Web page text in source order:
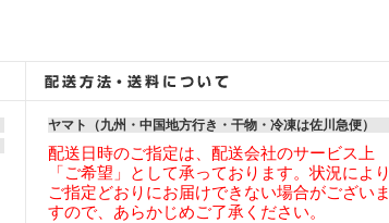
ヤマト（九州・中国地方行き・干物・冷凍は佐川急便）
配送日時のご指定は、配送会社のサービス上
「ご希望」として承っております。状況により
ご指定どおりにお届けできない場合がございま
すので、あらかじめご了承ください。